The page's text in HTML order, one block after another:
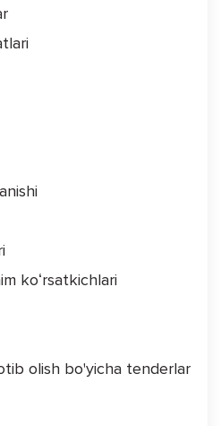
koʻrsatkichlari
olish bo'yicha tenderlar